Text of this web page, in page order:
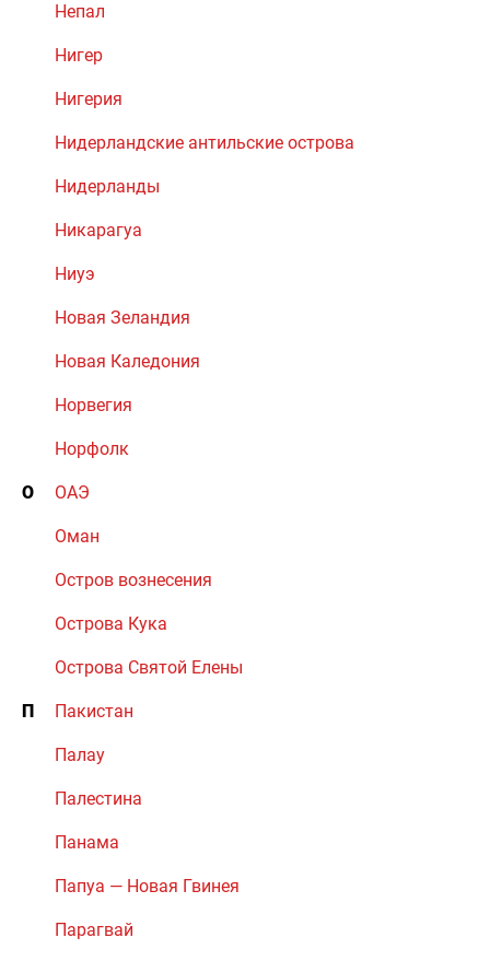
Непал
Нигер
Нигерия
Нидерландские антильские острова
Нидерланды
Никарагуа
Ниуэ
Новая Зеландия
Новая Каледония
Норвегия
Норфолк
О ОАЭ
Оман
Остров вознесения
Острова Кука
Острова Святой Елены
П Пакистан
Палау
Палестина
Панама
Папуа — Новая Гвинея
Парагвай